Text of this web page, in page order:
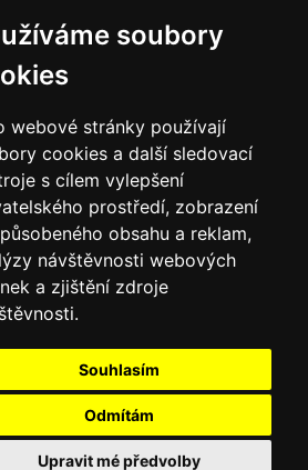
soubory
webové stránky používají
cookies a další sledovací
s cílem vylepšení
prostředí, zobrazení
obsahu a reklam,
návštěvnosti webových
a zjištění zdroje
Souhlasím
Odmítám
Upravit mé předvolby